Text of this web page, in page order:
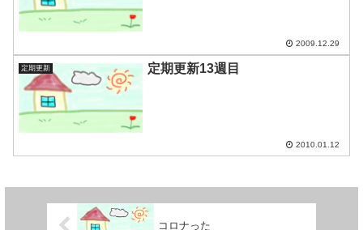
2009.12.29
定期更新 定期更新13週目
2010.01.12
コロナった